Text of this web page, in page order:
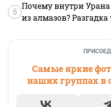
5
Почему внутри
из алмазов?
Самые яркие
наших группах в